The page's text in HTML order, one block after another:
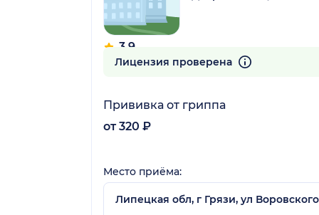
3.9
6 отзывов
Лицензия проверена
Прививка от гриппа
от 320 ₽
Место приёма:
Липецкая обл, г Грязи, ул